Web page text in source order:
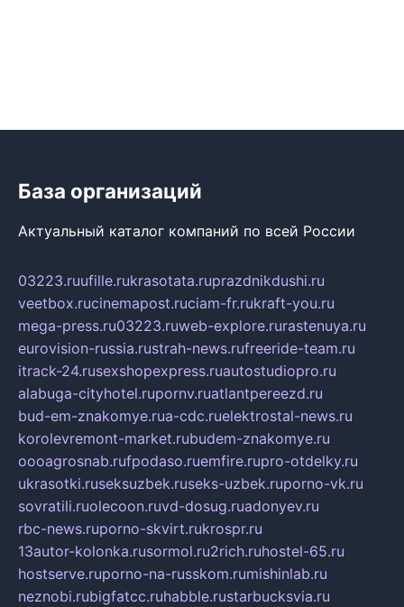
База организаций
Актуальный каталог компаний по всей России
03223.ruufille.rukrasotata.ruprazdnikdushi.ru
veetbox.rucinemapost.ruciam-fr.rukraft-you.ru
mega-press.ru03223.ruweb-explore.rurastenuya.ru
eurovision-russia.rustrah-news.rufreeride-team.ru
itrack-24.rusexshopexpress.ruautostudiopro.ru
alabuga-cityhotel.rupornv.ruatlantpereezd.ru
bud-em-znakomye.rua-cdc.ruelektrostal-news.ru
korolevremont-market.rubudem-znakomye.ru
oooagrosnab.rufpodaso.ruemfire.rupro-otdelky.ru
ukrasotki.ruseksuzbek.ruseks-uzbek.ruporno-vk.ru
sovratili.ruolecoon.ruvd-dosug.ruadonyev.ru
rbc-news.ruporno-skvirt.rukrospr.ru
13autor-kolonka.rusormol.ru2rich.ruhostel-65.ru
hostserve.ruporno-na-russkom.rumishinlab.ru
neznobi.rubigfatcc.ruhabble.rustarbucksvia.ru